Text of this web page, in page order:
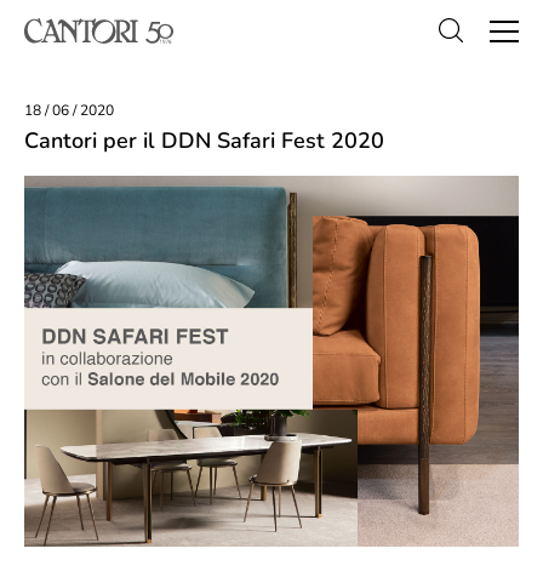
18 / 06 / 2020
Cantori per il DDN Safari Fest 2020